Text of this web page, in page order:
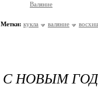
Валяние
Метки: кукла валяние
С НОВЫМ